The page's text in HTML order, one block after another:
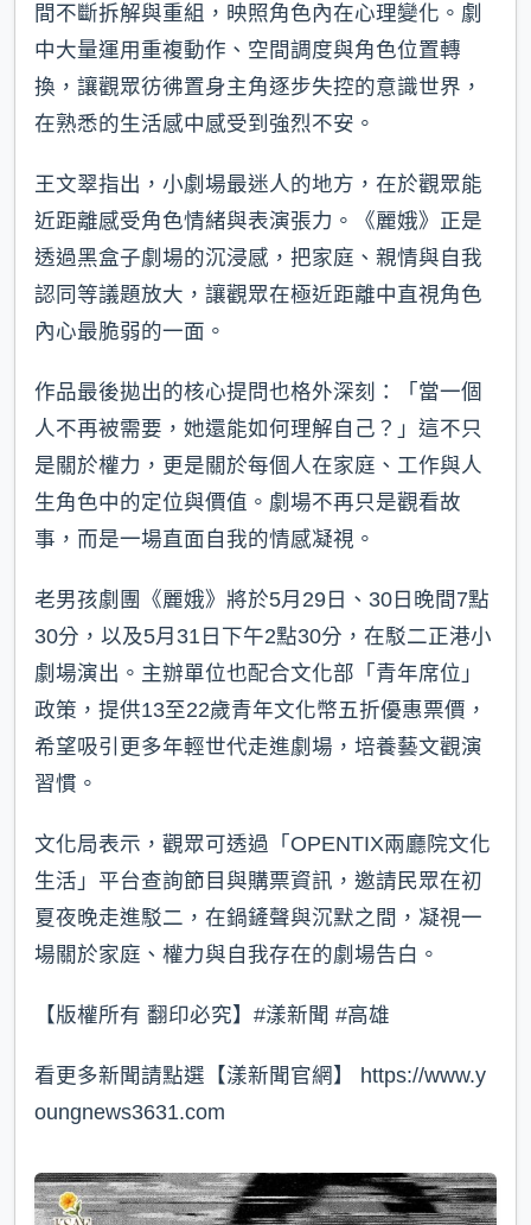
間不斷拆解與重組，映照角色內在心理變化。劇
中大量運用重複動作、空間調度與角色位置轉
換，讓觀眾彷彿置身主角逐步失控的意識世界，
在熟悉的生活感中感受到強烈不安。
王文翠指出，小劇場最迷人的地方，在於觀眾能
近距離感受角色情緒與表演張力。《麗娥》正是
透過黑盒子劇場的沉浸感，把家庭、親情與自我
認同等議題放大，讓觀眾在極近距離中直視角色
內心最脆弱的一面。
作品最後拋出的核心提問也格外深刻：「當一個
人不再被需要，她還能如何理解自己？」這不只
是關於權力，更是關於每個人在家庭、工作與人
生角色中的定位與價值。劇場不再只是觀看故
事，而是一場直面自我的情感凝視。
老男孩劇團《麗娥》將於5月29日、30日晚間7點
30分，以及5月31日下午2點30分，在駁二正港小
劇場演出。主辦單位也配合文化部「青年席位」
政策，提供13至22歲青年文化幣五折優惠票價，
希望吸引更多年輕世代走進劇場，培養藝文觀演
習慣。
文化局表示，觀眾可透過「OPENTIX兩廳院文化
生活」平台查詢節目與購票資訊，邀請民眾在初
夏夜晚走進駁二，在鍋鏟聲與沉默之間，凝視一
場關於家庭、權力與自我存在的劇場告白。
【版權所有 翻印必究】#漾新聞 #高雄
看更多新聞請點選【漾新聞官網】 https://www.y
oungnews3631.com⁠